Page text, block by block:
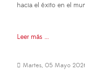
hacia el éxito en el
Leer más ...
Martes, 05 Mayo